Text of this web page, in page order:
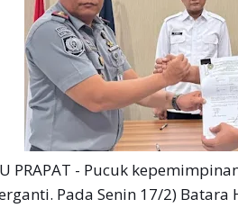
PRAPAT - Pucuk
Pada Senin 17/2)